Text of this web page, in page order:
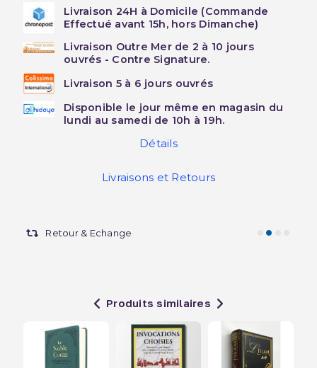
Livraison 24H à Domicile (Commande
Effectué avant 15h, hors Dimanche)
Livraison Outre Mer de 2 à 10 jours
ouvrés - Contre Signature.
Livraison 5 à 6 jours ouvrés
Disponible le jour même en magasin du
lundi au samedi de 10h à 19h.
Détails
Livraisons et Retours
Retour & Echange
Produits similaires